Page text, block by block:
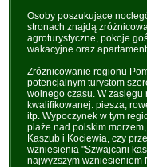
Osoby poszukujące
stronach znajdą
agroturystyczne, pokoje
wakacyjne oraz
Zróżnicowanie regionu
potencjalnym turystom
wolnego czasu. W zasięgu
kwalifikowanej: piesza,
itp. Wypoczynek w tym
plaże nad polskim
Kaszub i Kociewia, czy
wzniesienia "Szwajcarii
najwyższym wzniesieniem